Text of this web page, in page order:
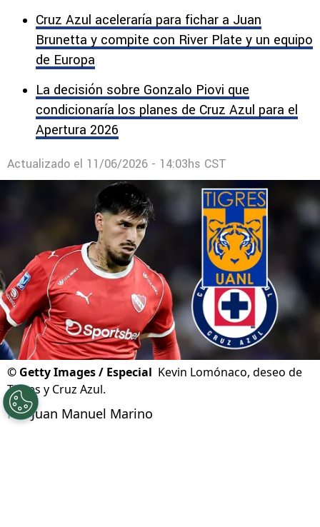
Cruz Azul aceleraría para fichar a Juan
Brunetta y compite con River Plate y un equipo
de Europa
La decisión sobre Gonzalo Piovi que
condicionaría los planes de Cruz Azul para el
Apertura 2026
Actualizado el 11/06/2026 - 14:03hs CST
© Getty Images / Especial Kevin Lomónaco, deseo de
Tigres y Cruz Azul.
Por Juan Manuel Marino